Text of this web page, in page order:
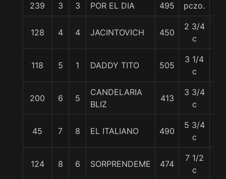
239 3 3 POR EL DIA 495 pczo.
128 4 4 JACINTOVICH 450
2 3/4
c
118 5 1 DADDY TITO 505
3 1/4
c
200 6 5
CANDELARIA
BLIZ
413
3 3/4
c
45 7 8 EL ITALIANO 490
5 3/4
c
124 8 6 SORPRENDEME 474
7 1/2
c